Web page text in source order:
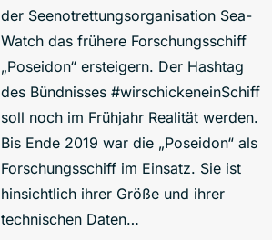
der Seenotrettungsorganisation Sea-
Watch das frühere Forschungsschiff
„Poseidon“ ersteigern. Der Hashtag
des Bündnisses #wirschickeneinSchiff
soll noch im Frühjahr Realität werden.
Bis Ende 2019 war die „Poseidon“ als
Forschungsschiff im Einsatz. Sie ist
hinsichtlich ihrer Größe und ihrer
technischen Daten…